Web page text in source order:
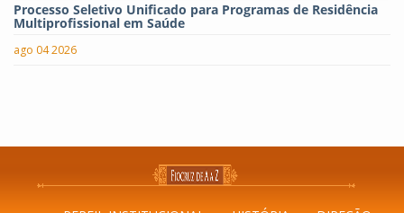
Processo Seletivo Unificado para Programas de Residência
Multiprofissional em Saúde
ago 04 2026